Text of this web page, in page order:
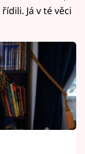
Já v té věci